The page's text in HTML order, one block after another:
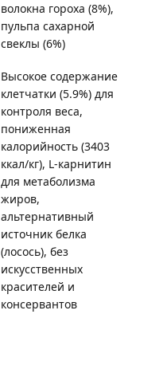
волокна гороха (8%),
пульпа сахарной
свеклы (6%)
Высокое содержание
клетчатки (5.9%) для
контроля веса,
пониженная
калорийность (3403
ккал/кг), L-карнитин
для метаболизма
жиров,
альтернативный
источник белка
(лосось), без
искусственных
красителей и
консервантов